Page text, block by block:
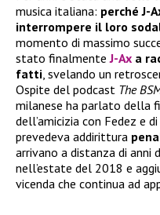
musica italiana: perché J-
interrompere il loro
momento di massimo
stato finalmenteJ-Ax a
fatti, svelando un
Ospite del podcast The
milanese ha parlato della
dell’amicizia con Fedez e
prevedeva addirittura
arrivano a distanza di
nell’estate del 2018 e
vicenda che continua ad